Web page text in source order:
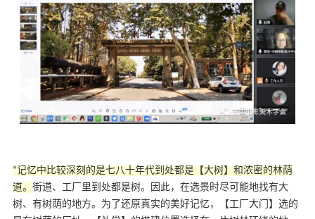
“记忆中比较深刻的是七八十年代到处都是【大树】和浓密的林荫
道。 街道、工厂里到处都是树。因此，在选景时尽可能地找有大
树、有树荫的地方。为了还原真实的美好记忆，【工厂大门】选的